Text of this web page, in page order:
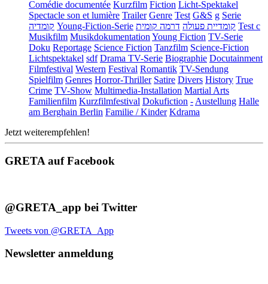
Comédie documentée Kurzfilm Fiction Licht-Spektakel
Spectacle son et lumière Trailer Genre Test G&S g Serie
קומדיה Young-Fiction-Serie קומדיית פעולה דרמה קומית
Test c
Musikfilm Musikdokumentation Young Fiction TV-Serie
Doku Reportage Science Fiction Tanzfilm Science-Fiction
Lichtspektakel sdf Drama TV-Serie Biographie Docutainment
Filmfestival Western Festival Romantik TV-Sendung
Spielfilm Genres Horror-Thriller Satire Divers History True
Crime TV-Show Multimedia-Installation Martial Arts
Familienfilm Kurzfilmfestival Dokufiction - Austellung Halle
am Berghain Berlin Familie / Kinder Kdrama
Jetzt weiterempfehlen!
GRETA auf Facebook
@GRETA_app bei Twitter
Tweets von @GRETA_App
Newsletter anmeldung